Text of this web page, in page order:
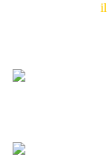
il